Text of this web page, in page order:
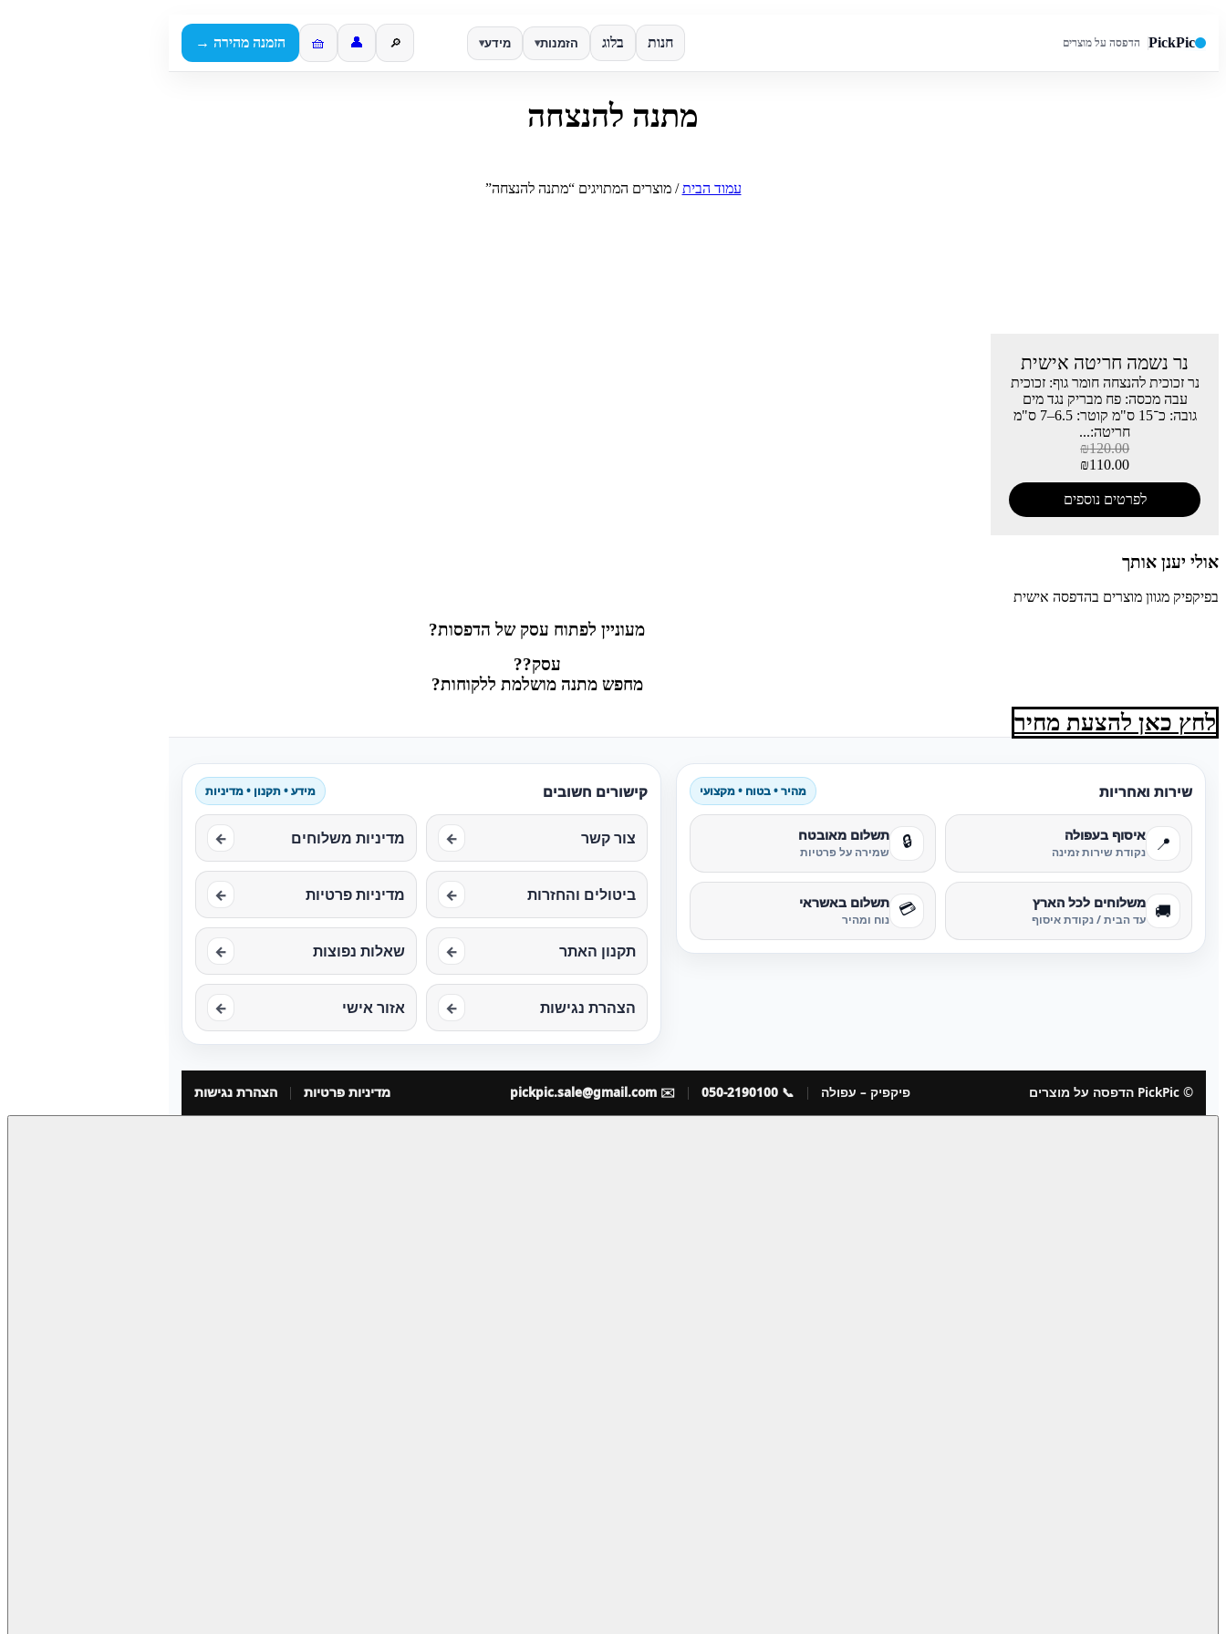
PickPic הדפסה על מוצרים חנות בלוג הזמנות▾ מידע▾
🔎
👤
🧺 הזמנה מהירה →
✕
מתנה להנצחה
עמוד הבית/ מוצרים המתויגים “מתנה להנצחה”
נר נשמה חריטה אישית
נר זכוכית להנצחה חומר גוף: זכוכית
עבה מכסה: פח מבריק נגד מים
גובה: כ־15 ס"מ קוטר: 6.5–7 ס"מ
חריטה:...
₪120.00
₪110.00
לפרטים נוספים
אולי יענן אותך
בפיקפיק מגוון מוצרים בהדפסה אישית
מעוניין לפתוח עסק של הדפסות?
עסק??
מחפש מתנה מושלמת ללקוחות?
לחץ כאן להצעת מחיר
שירות ואחריות מהיר • בטוח • מקצועי
📍 איסוף בעפולה
נקודת שירות זמינה 🔒 תשלום מאובטח
שמירה על פרטיות
🚚 משלוחים לכל הארץ
עד הבית / נקודת איסוף 💳 תשלום באשראי
נוח ומהיר
קישורים חשובים מידע • תקנון • מדיניות
צור קשר ← מדיניות משלוחים ←
ביטולים והחזרות ← מדיניות פרטיות ←
תקנון האתר ← שאלות נפוצות ←
הצהרת נגישות ← אזור אישי ←
© PickPic הדפסה על מוצרים פיקפיק – עפולה 📞 050-2190100
✉️
pickpic.sale@gmail.com מדיניות פרטיות הצהרת נגישות